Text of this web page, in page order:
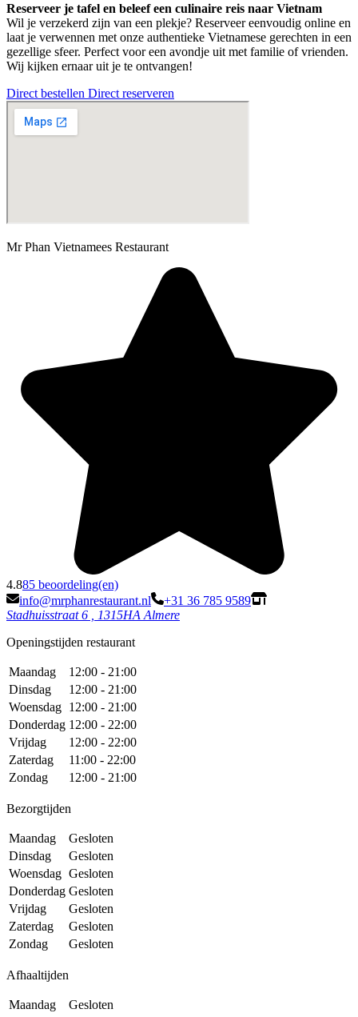
Reserveer je tafel en beleef een culinaire reis naar Vietnam
Wil je verzekerd zijn van een plekje? Reserveer eenvoudig online en
laat je verwennen met onze authentieke Vietnamese gerechten in een
gezellige sfeer. Perfect voor een avondje uit met familie of vrienden.
Wij kijken ernaar uit je te ontvangen!
Direct bestellen Direct reserveren
Mr Phan Vietnamees Restaurant
4.885 beoordeling(en)
info@mrphanrestaurant.nl
+31 36 785 9589
Stadhuisstraat 6 , 1315HA Almere
Openingstijden restaurant
Maandag
12:00 - 21:00
Dinsdag
12:00 - 21:00
Woensdag 12:00 - 21:00
Donderdag 12:00 - 22:00
Vrijdag
12:00 - 22:00
Zaterdag
11:00 - 22:00
Zondag
12:00 - 21:00
Bezorgtijden
Maandag
Gesloten
Dinsdag
Gesloten
Woensdag Gesloten
Donderdag Gesloten
Vrijdag
Gesloten
Zaterdag
Gesloten
Zondag
Gesloten
Afhaaltijden
Maandag
Gesloten